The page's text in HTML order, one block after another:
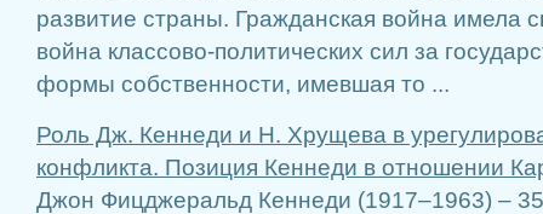
развитие страны. Гражданская война имела
война классово-политических сил за
формы собственности, имевшая то ...
Роль Дж. Кеннеди и Н. Хрущева в
конфликта. Позиция Кеннеди в отношении
Джон Фицджеральд Кеннеди (1917–1963) –